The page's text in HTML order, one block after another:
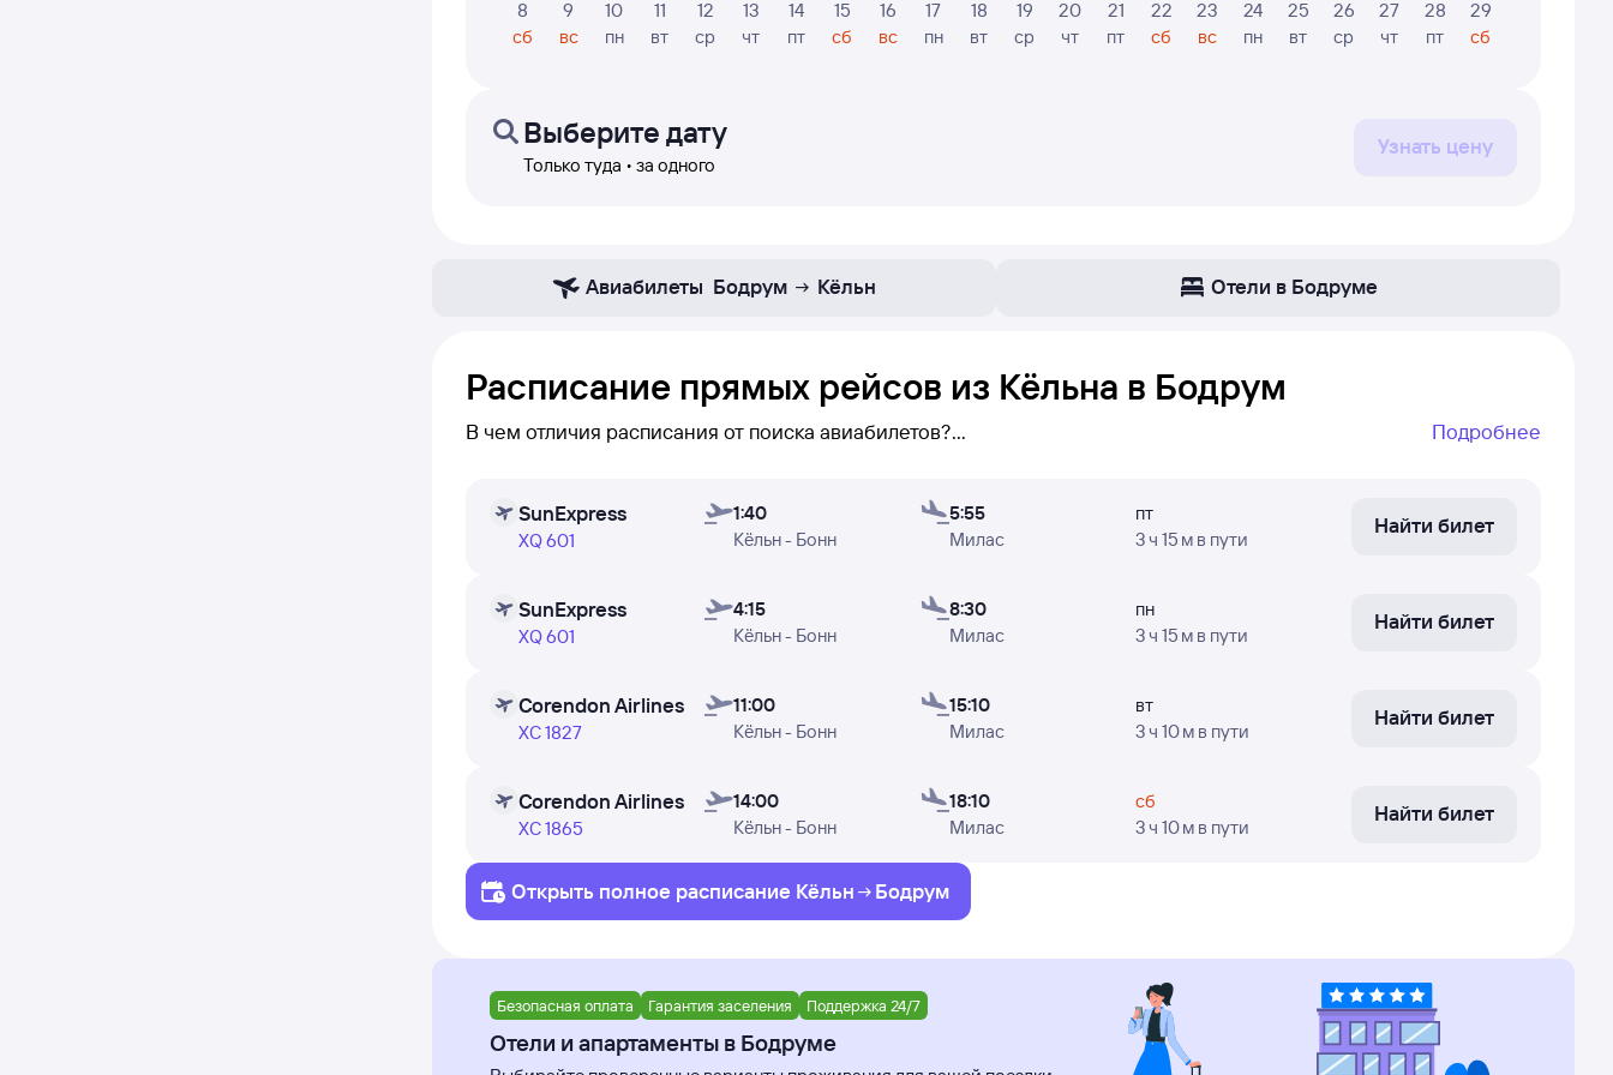
8
сб
9
вс
10
пн
11
вт
12
ср
13
чт
14
пт
15
сб
16
вс
17
пн
18
вт
19
ср
20
чт
21
пт
22
сб
23
вс
24
пн
25
вт
26
ср
27
чт
28
пт
29
сб
Выберите дату
Только туда • за одного
Узнать цену
Авиабилеты Бодрум Кёльн Отели в Бодруме
Расписание прямых рейсов из Кёльна в Бодрум
В чем отличия расписания от поиска авиабилетов?
ежедневно — вы его увидите (при поиске авиабилетов бывает не просто найти прямой рейс, если он не летает
каждый день). Также стоит учитывать, что в редких случаях данные о рейсах могут быть неактуальными или
за последние 48 часов.
Чтобы проверить наличие билетов на конкретный рейс и получить точные цены
В таблице вы можете увидеть: время вылета из Кёльна и прилёта в Бодрум, время в пути, номера рейсов и дни
Подробнее
SunExpress
XQ 601
1:40
Кёльн - Бонн
5:55
Милас
пт
3 ч 15 м в пути
Найти билет
SunExpress
XQ 601
4:15
Кёльн - Бонн
8:30
Милас
пн
3 ч 15 м в пути
Найти билет
Corendon Airlines
XC 1827
11:00
Кёльн - Бонн
15:10
Милас
вт
3 ч 10 м в пути
Найти билет
Corendon Airlines
XC 1865
14:00
Кёльн - Бонн
18:10
Милас
сб
3 ч 10 м в пути
Найти билет
Открыть полное расписание Кёльн Бодрум
Безопасная оплата Гарантия заселения Поддержка 24/7
Отели и апартаменты в Бодруме